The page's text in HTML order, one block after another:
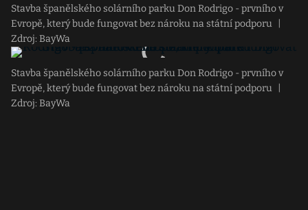
Stavba španělského solárního parku Don Rodrigo - prvního v
Evropě, který bude fungovat bez nároku na státní podporu
Zdroj: BayWa
Stavba španělského solárního parku Don Rodrigo - prvního v
Evropě, který bude fungovat bez nároku na státní podporu
Zdroj: BayWa